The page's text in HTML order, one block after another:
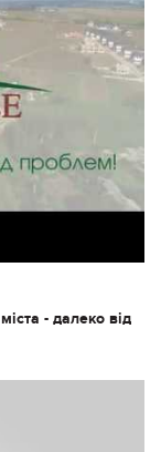
- далеко від